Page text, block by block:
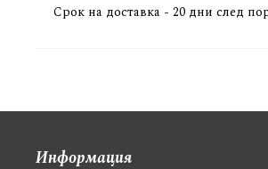
Срок на доставка - 20 дни след
Информация